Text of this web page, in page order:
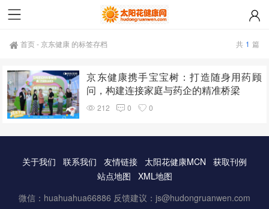
首页-京东健康 的标签存档 共 1 篇
京东健康携手宝宝树：打造随身用药顾
问，构建连接家庭与药企的精准桥梁
212 0 0
关于我们 联系我们 友情链接 太阳花健康MCN
获取刊例
站点地图
XML地图
微信：huahuahua66886 反馈建议：js@hudongruanwen.com